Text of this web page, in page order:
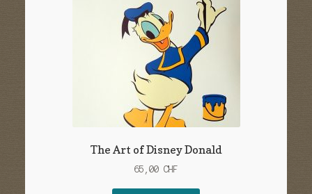
The Art of Disney Donald
65,00 CHF